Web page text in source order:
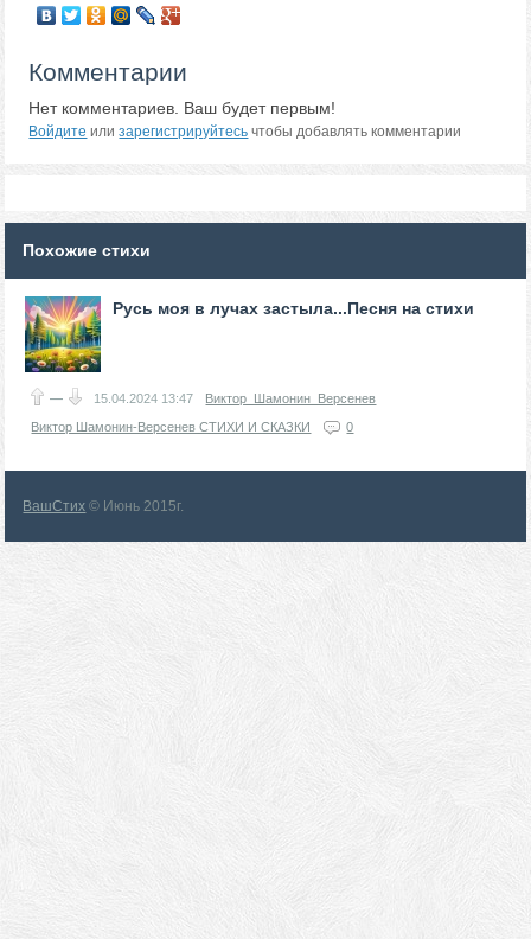
Комментарии
Нет комментариев. Ваш будет первым!
Войдите илизарегистрируйтесь чтобы добавлять комментарии
Похожие стихи
Русь моя в лучах застыла...Песня на стихи
— 15.04.2024 13:47
Виктор_Шамонин_Версенев
Виктор Шамонин-Версенев СТИХИ И СКАЗКИ
0
ВашСтих © Июнь 2015г.